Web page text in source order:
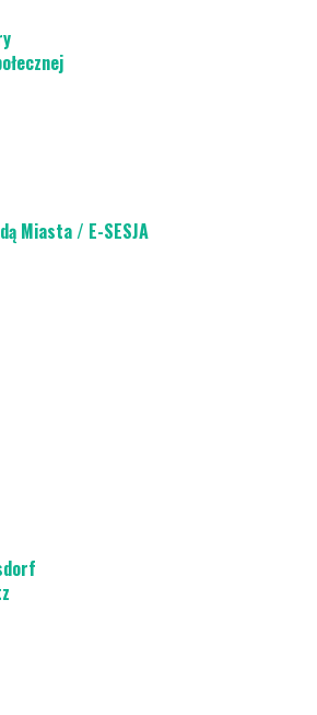
Miasta / E-SESJA